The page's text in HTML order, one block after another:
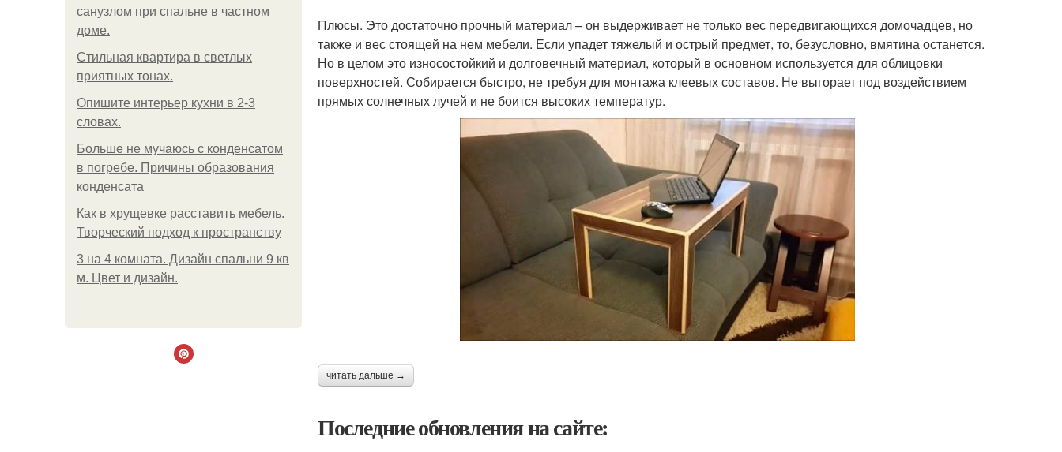
санузлом при спальне в частном
доме.
Стильная квартира в светлых
приятных тонах.
Опишите интерьер кухни в 2-3
словах.
Больше не мучаюсь с конденсатом
в погребе. Причины образования
конденсата
Как в хрущевке расставить мебель.
Творческий подход к пространству
3 на 4 комната. Дизайн спальни 9 кв
м. Цвет и дизайн.
Плюсы. Это достаточно прочный материал – он выдерживает не только вес передвигающихся домочадцев, но
также и вес стоящей на нем мебели. Если упадет тяжелый и острый предмет, то, безусловно, вмятина останется.
Но в целом это износостойкий и долговечный материал, который в основном используется для облицовки
поверхностей. Собирается быстро, не требуя для монтажа клеевых составов. Не выгорает под воздействием
прямых солнечных лучей и не боится высоких температур.
читать дальше →
Последние обновления на сайте: